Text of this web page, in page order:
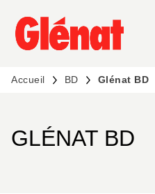
MENU RECHERCHE
PIED DE PAGE
Accueil BD Glénat BD
GLÉNAT BD